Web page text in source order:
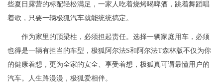
些夏日露营的标配轻松满足，一家人吃着烧烤喝啤酒，跳着舞蹈唱
着歌，只要一辆极狐汽车就能统统搞定。
作为家里的顶梁柱，必须担起责任。选择一辆家庭用车，必须
也得是一辆有担当的车型，极狐阿尔法S和阿尔法T森林版不仅为你
的健康着想，更为全家的安全、享受着想，极狐真可谓最懂用户的
汽车。人生路漫漫，极狐爱相伴。